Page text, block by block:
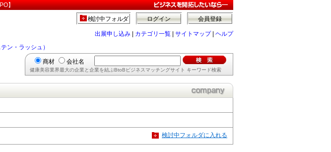
】
会員登録
ログイン
検討中フォルダ
出展申し込み カテゴリ一覧 サイトマップ| ヘルプ
ン・ラッシュ）
商材 会社名
健康美容業界最大の企業と企業を結ぶBtoBビジネスマッチングサイト キーワード検索
検討中フォルダに入れる